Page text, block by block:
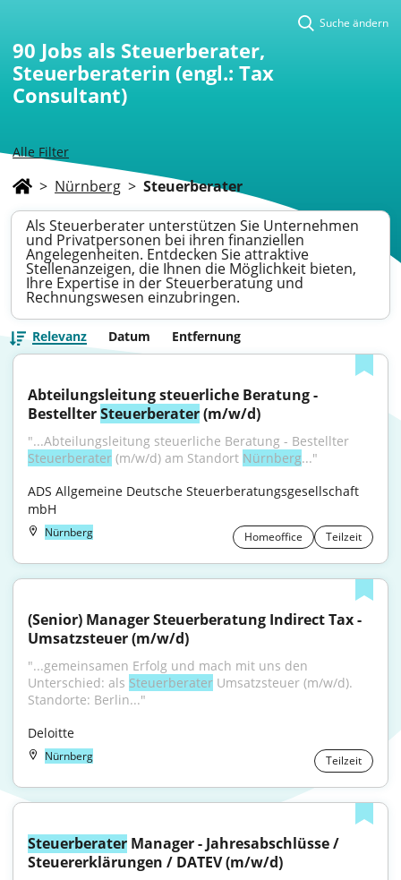
Alle Filter
Suche ändern
90 Jobs als Steuerberater,
Steuerberaterin (engl.: Tax
Consultant)
> Nürnberg > Steuerberater
Als Steuerberater unterstützen Sie Unternehmen
und Privatpersonen bei ihren finanziellen
Angelegenheiten. Entdecken Sie attraktive
Stellenanzeigen, die Ihnen die Möglichkeit bieten,
Ihre Expertise in der Steuerberatung und
Rechnungswesen einzubringen.
Relevanz Datum Entfernung
Abteilungsleitung steuerliche Beratung -
Bestellter Steuerberater (m/w/d)
Steuerberater (m/w/d) am Standort Nürnberg..."
ADS Allgemeine Deutsche Steuerberatungsgesellschaft
mbH
Nürnberg Homeoffice Teilzeit
(Senior) Manager Steuerberatung Indirect Tax -
Umsatzsteuer (m/w/d)
"...gemeinsamen Erfolg und mach mit uns den
Unterschied: als Steuerberater Umsatzsteuer (m/w/d).
Standorte: Berlin..."
Deloitte
Nürnberg Teilzeit
Steuerberater Manager - Jahresabschlüsse /
Steuererklärungen / DATEV (m/w/d)